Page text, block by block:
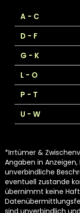
A - C
D - F
G - K
L - O
P - T
U - W
*Irrtümer &
Angaben in
unverbindliche
eventuell zustande
übernimmt keine
sind unverbindlich